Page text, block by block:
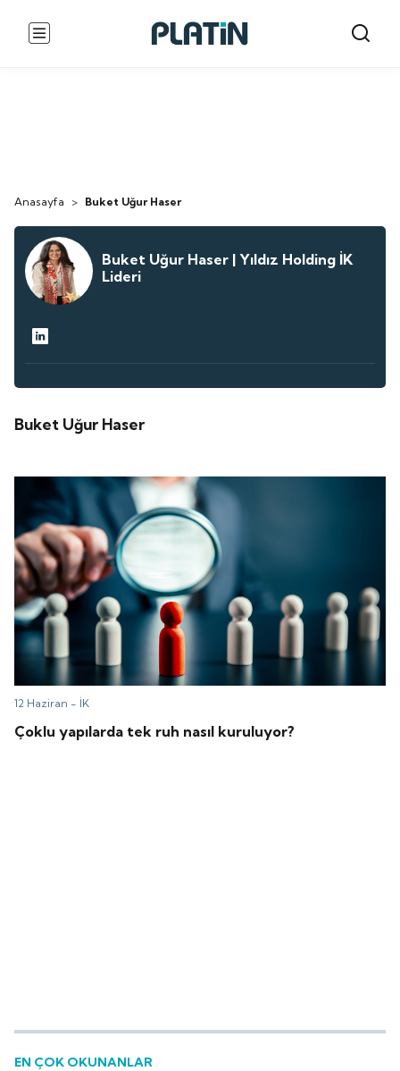
Anasayfa > Buket Uğur Haser
Buket Uğur Haser | Yıldız Holding İK
Lideri
Buket Uğur Haser
12 Haziran - İK
Çoklu yapılarda tek ruh nasıl kuruluyor?
EN ÇOK OKUNANLAR